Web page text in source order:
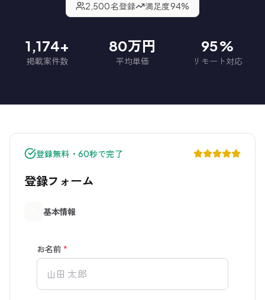
2,500名登録 満足度94%
1,174+
掲載案件数
80万円
平均単価
95%
リモート対応
登録無料・60秒で完了
登録フォーム
基本情報
お名前 *